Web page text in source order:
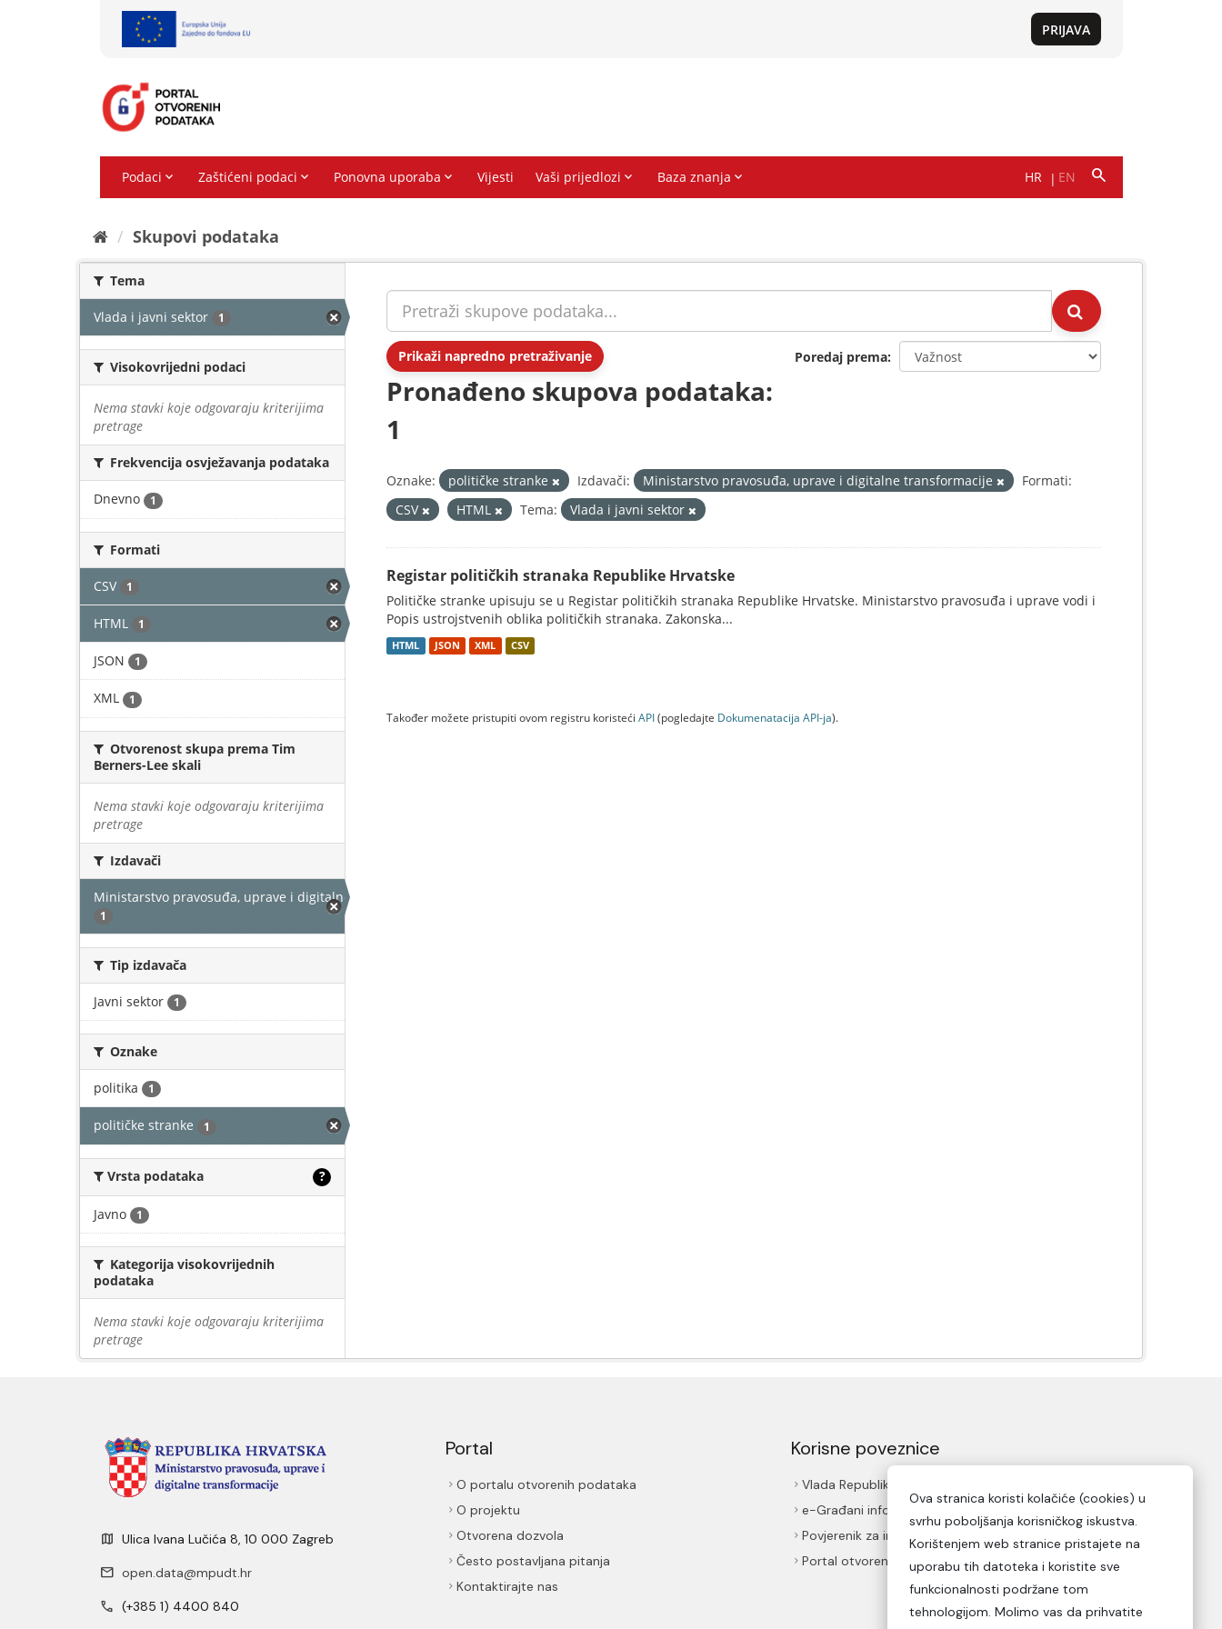
Skupovi podаtаkа
Tema
Vlada i javni sektor 1
Visokovrijedni podaci
Nema stavki koje odgovaraju kriterijima
pretrage
Frekvencija osvježavanja podataka
Dnevno 1
Formati
CSV 1
HTML 1
JSON 1
XML 1
Otvorenost skupa prema Tim
Berners-Lee skali
Nema stavki koje odgovaraju kriterijima
pretrage
Izdavači
Ministarstvo pravosuđa, uprave i digitalne transformacije
1
Tip izdavača
Javni sektor 1
Oznake
politika 1
političke stranke 1
Vrsta podataka ?
Javno 1
Kategorija visokovrijednih
podataka
Nema stavki koje odgovaraju kriterijima
pretrage
Prikaži napredno pretraživanje Poredaj prema
Pronađeno skupova podataka:
1
Oznake: političke stranke Izdavači: Ministarstvo pravosuđa, uprave i digitalne transformacije
Formati:
CSV
HTML Tema: Vlada i javni sektor
Registar političkih stranaka Republike Hrvatske
Političke stranke upisuju se u Registar političkih stranaka Republike Hrvatske. Ministarstvo pravosuđa i uprave vodi i
Popis ustrojstvenih oblika političkih stranaka. Zakonska...
HTML JSON XML CSV
Također možete pristupiti ovom registru koristeći API(pogledajte Dokumenаtаcijа API-jа).